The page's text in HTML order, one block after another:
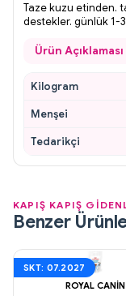
Taze kuzu etinden.
destekler. günlük 1-
Ürün Açıklaması
Kilogram
Menşei
Tedarikçi
KAPIŞ KAPIŞ
Benzer
SKT: 07.2027
ROYAL CANIN